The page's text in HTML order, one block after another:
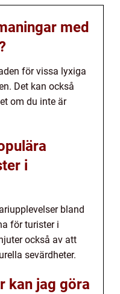
med
för vissa lyxiga
Det kan också
om du inte är
i
bland
för turister i
också av att
sevärdheter.
kan jag göra